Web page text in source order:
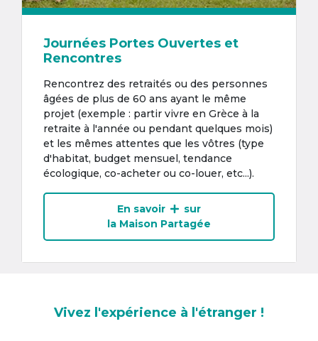
Journées Portes Ouvertes et
Rencontres
Rencontrez des retraités ou des personnes
âgées de plus de 60 ans ayant le même
projet (exemple : partir vivre en Grèce à la
retraite à l'année ou pendant quelques mois)
et les mêmes attentes que les vôtres (type
d'habitat, budget mensuel, tendance
écologique, co-acheter ou co-louer, etc...).
En savoir
sur
la Maison Partagée
Vivez l'expérience à l'étranger !